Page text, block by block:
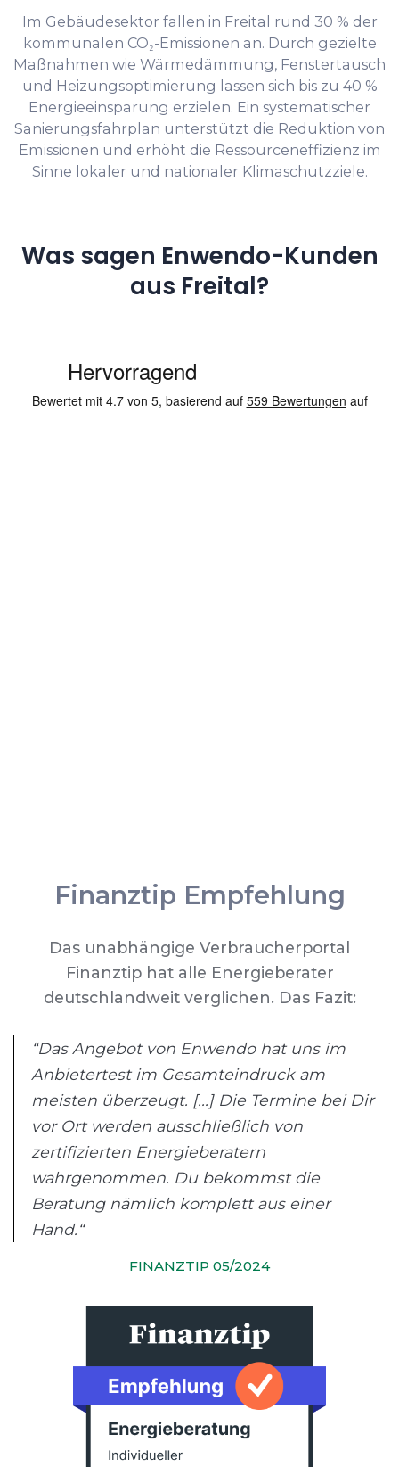
Im Gebäudesektor fallen in Freital rund 30 % der
kommunalen CO₂-Emissionen an. Durch gezielte
Maßnahmen wie Wärmedämmung, Fenstertausch
und Heizungsoptimierung lassen sich bis zu 40 %
Energieeinsparung erzielen. Ein systematischer
Sanierungsfahrplan unterstützt die Reduktion von
Emissionen und erhöht die Ressourceneffizienz im
Sinne lokaler und nationaler Klimaschutzziele.
Was sagen Enwendo-Kunden
aus Freital?
Finanztip Empfehlung
Das unabhängige Verbraucherportal
Finanztip hat alle Energieberater
deutschlandweit verglichen. Das Fazit:
“Das Angebot von Enwendo hat uns im
Anbietertest im Gesamteindruck am
meisten überzeugt. [...] Die Termine bei Dir
vor Ort werden ausschließlich von
zertifizierten Energieberatern
wahrgenommen. Du bekommst die
Beratung nämlich komplett aus einer
Hand.“
FINANZTIP 05/2024